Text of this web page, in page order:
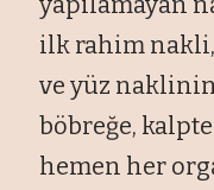
ilk rahim
ve yüz naklinin
böbreğe,
hemen her